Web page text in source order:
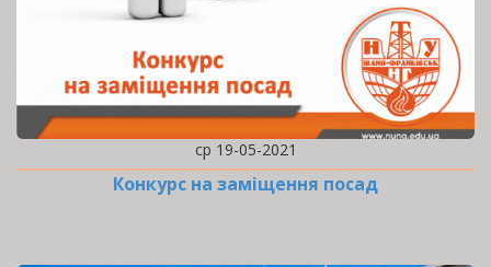
ср 19-05-2021
Конкурс на заміщення посад